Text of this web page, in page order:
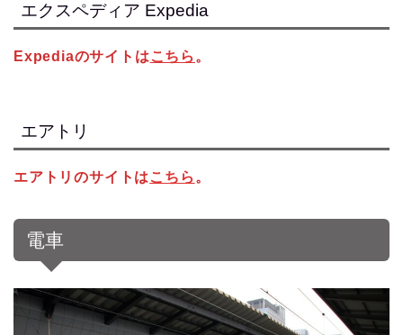
エクスペディア Expedia
Expediaのサイトは こちら 。
エアトリ
エアトリのサイトは こちら 。
電車